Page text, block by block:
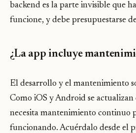
backend es la parte invisible que
funcione, y debe presupuestarse
¿La app incluye
El desarrollo y el mantenimiento
Como iOS y Android se actualizan
necesita mantenimiento continuo
funcionando. Acuérdalo desde el